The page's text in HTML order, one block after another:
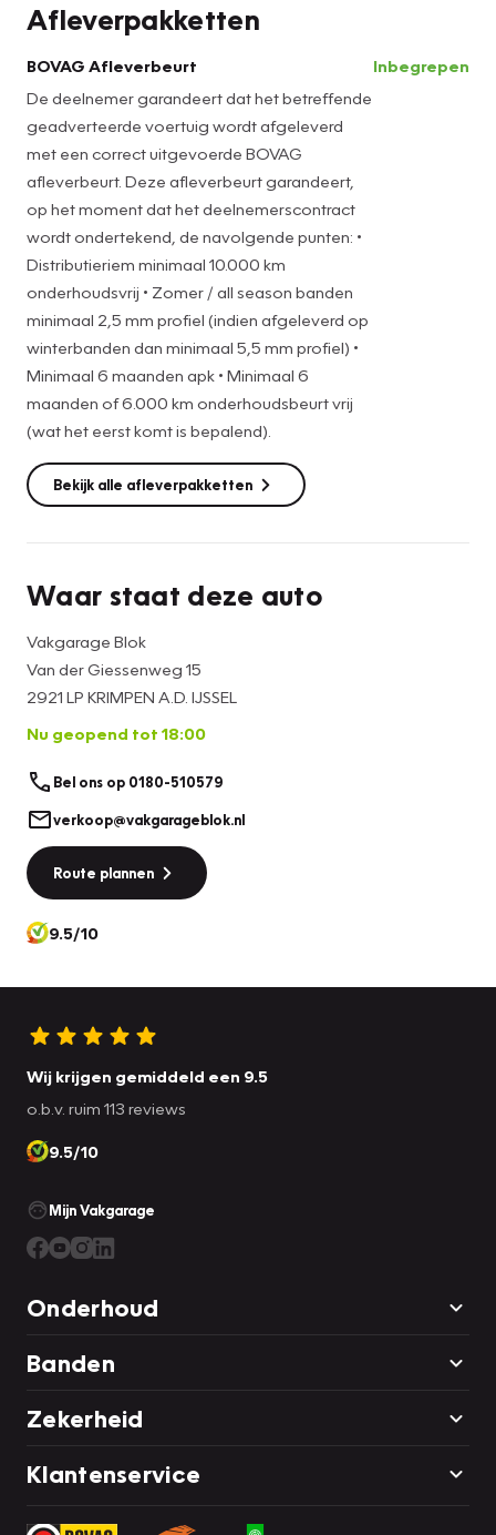
Voor meer informatie over deze auto of interesse in een
30876014 Ook evt. 's Avonds geopend op afspraak
Afleverpakketten
BOVAG Afleverbeurt
De deelnemer garandeert dat het betreffende
geadverteerde voertuig wordt afgeleverd
met een correct uitgevoerde BOVAG
afleverbeurt. Deze afleverbeurt garandeert,
op het moment dat het deelnemerscontract
wordt ondertekend, de navolgende punten: •
Distributieriem minimaal 10.000 km
onderhoudsvrij • Zomer / all season banden
minimaal 2,5 mm profiel (indien afgeleverd op
winterbanden dan minimaal 5,5 mm profiel) •
Minimaal 6 maanden apk • Minimaal 6
maanden of 6.000 km onderhoudsbeurt vrij
(wat het eerst komt is bepalend).
Inbegrepen
Bekijk alle afleverpakketten
Waar staat deze auto
Vakgarage Blok
Van der Giessenweg 15
2921 LP KRIMPEN A.D. IJSSEL
Nu geopend tot 18:00
Bel ons op 0180-510579
verkoop@vakgarageblok.nl
Route plannen
9.5/10
Wij krijgen gemiddeld een 9.5
o.b.v. ruim 113 reviews
9.5/10
Mijn Vakgarage
Onderhoud
Banden
Zekerheid
Klantenservice